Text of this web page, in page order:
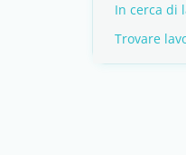
In cerca di
Trovare